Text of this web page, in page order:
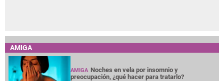
AMIGA
AMIGA Noches en vela por insomnio y
preocupación, ¿qué hacer para tratarlo?